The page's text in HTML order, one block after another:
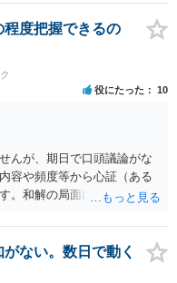
当委員が当該質問が適正か
があるか、などを吟味した
ですので、照会先もある程
ろん、断られる場合もあり
事件を調査する過程で用い
受任している事件につい
件（受任していない）はこ
以上、ご参考まで。
度把握できるの
役にたった 10
んが、期日で口頭議論がな
容や頻度等から心証（ある
。和解の局面になり、代理
ない。数日で動く